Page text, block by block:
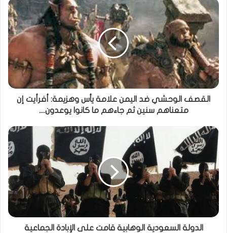
القصف الوحشي ضد اليمن علامة يأس وهزيمة: أفرأيت إن
متعناهم سنين ثم جاءهم ما كانوا يوعدون....
الدولة السعودية الوهابية قامت على الإبادة الجماعية